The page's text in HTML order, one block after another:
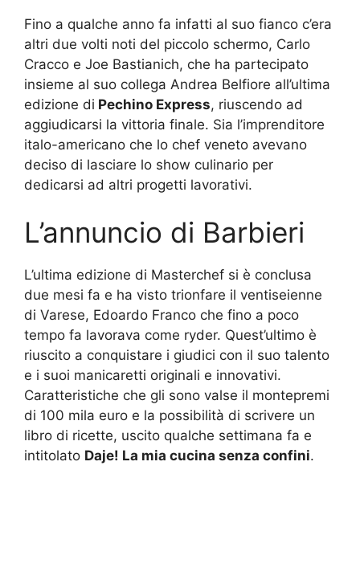
Fino a qualche anno fa infatti al suo fianco c’era
altri due volti noti del piccolo schermo, Carlo
Cracco e Joe Bastianich, che ha partecipato
insieme al suo collega Andrea Belfiore all’ultima
edizione di Pechino Express, riuscendo ad
aggiudicarsi la vittoria finale. Sia l’imprenditore
italo-americano che lo chef veneto avevano
deciso di lasciare lo show culinario per
dedicarsi ad altri progetti lavorativi.
L’annuncio di Barbieri
L’ultima edizione di Masterchef si è conclusa
due mesi fa e ha visto trionfare il ventiseienne
di Varese, Edoardo Franco che fino a poco
tempo fa lavorava come ryder. Quest’ultimo è
riuscito a conquistare i giudici con il suo talento
e i suoi manicaretti originali e innovativi.
Caratteristiche che gli sono valse il montepremi
di 100 mila euro e la possibilità di scrivere un
libro di ricette, uscito qualche settimana fa e
intitolato Daje! La mia cucina senza confini.